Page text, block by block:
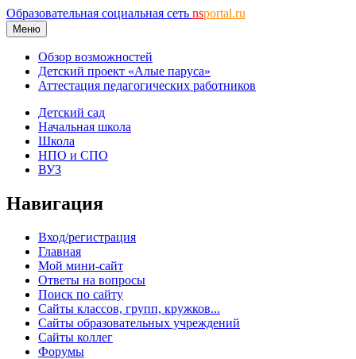
Образовательная социальная сеть nsportal.ru
Меню
Обзор возможностей
Детский проект «Алые паруса»
Аттестация педагогических работников
Детский сад
Начальная школа
Школа
НПО и СПО
ВУЗ
Навигация
Вход/регистрация
Главная
Мой мини-сайт
Ответы на вопросы
Поиск по сайту
Сайты классов, групп, кружков...
Сайты образовательных учреждений
Сайты коллег
Форумы